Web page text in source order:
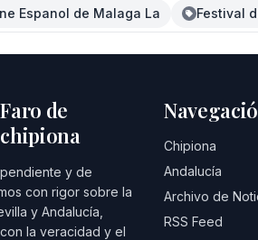
Espanol de Malaga La
Festival
Faro de
chipiona
y de
con rigor sobre la
y Andalucía,
la veracidad y el
Chipiona
Andalucía
Archivo de
RSS Feed